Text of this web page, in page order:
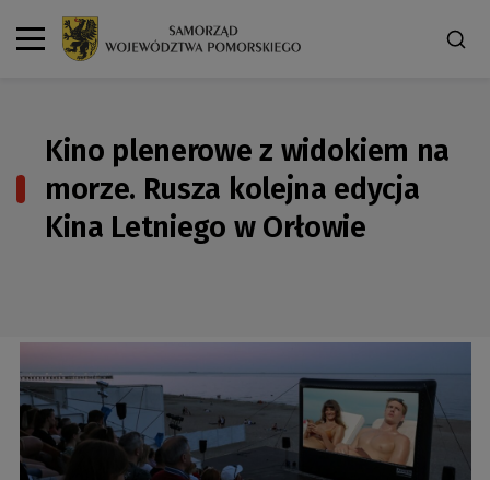
Kino plenerowe z widokiem na
morze. Rusza kolejna edycja
Kina Letniego w Orłowie